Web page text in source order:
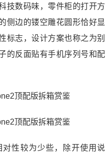
技数码味，零件柜的打开方
侧边的镂空雕花圆形恰好显
标志，设计方案也称之为别
的反面贴有手机序列号和配
对性较为少些，除开使用说